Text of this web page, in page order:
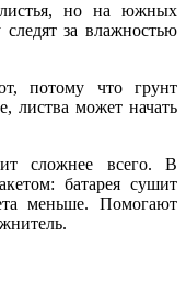
листья, но на южных
за влажностью
потому что грунт
листва может начать
сложнее всего. В
батарея сушит
меньше. Помогают